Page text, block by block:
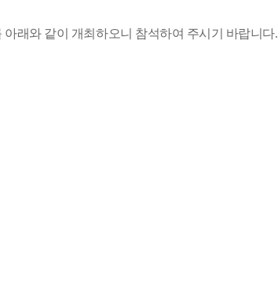
아래와 같이 개최하오니 참석하여 주시기 바랍니다.